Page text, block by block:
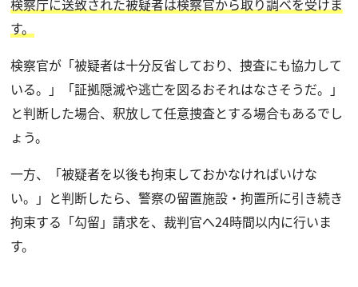
す。
検察官が「被疑者は十分反省しており、捜査にも協力して
いる。」「証拠隠滅や逃亡を図るおそれはなさそうだ。」
と判断した場合、釈放して任意捜査とする場合もあるでし
ょう。
一方、「被疑者を以後も拘束しておかなければいけな
い。」と判断したら、警察の留置施設・拘置所に引き続き
拘束する「勾留」請求を、裁判官へ24時間以内に行いま
す。